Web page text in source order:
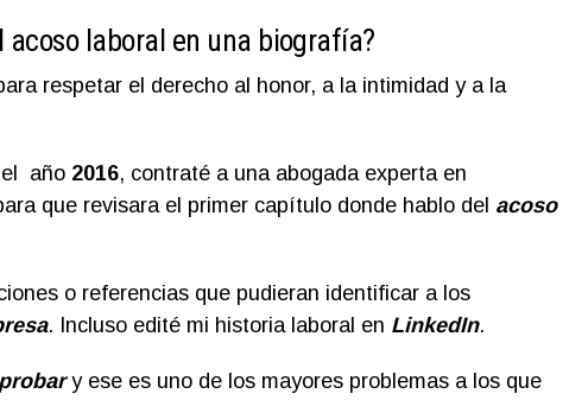
acoso laboral en una biografía?
respetar el derecho al honor, a la intimidad y a la
el año 2016, contraté a una abogada experta en
que revisara el primer capítulo donde hablo del acoso
o referencias que pudieran identificar a los
. Incluso edité mi historia laboral en LinkedIn.
probary ese es uno de los mayores problemas a los que